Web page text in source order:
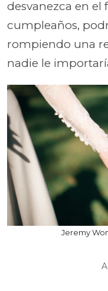
desvanezca en el
cumpleaños,
rompiendo una
nadie le
Jeremy